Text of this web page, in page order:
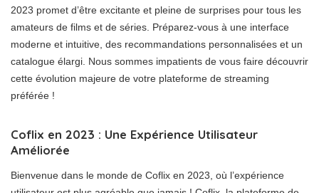
2023 promet d’être excitante et pleine de surprises pour tous les
amateurs de films et de séries. Préparez-vous à une interface
moderne et intuitive, des recommandations personnalisées et un
catalogue élargi. Nous sommes impatients de vous faire découvrir
cette évolution majeure de votre plateforme de streaming
préférée !
Coflix en 2023 : Une Expérience Utilisateur
Améliorée
Bienvenue dans le monde de Coflix en 2023, où l’expérience